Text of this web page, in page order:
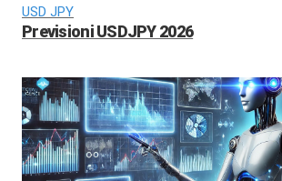
USD JPY
Previsioni USDJPY 2026